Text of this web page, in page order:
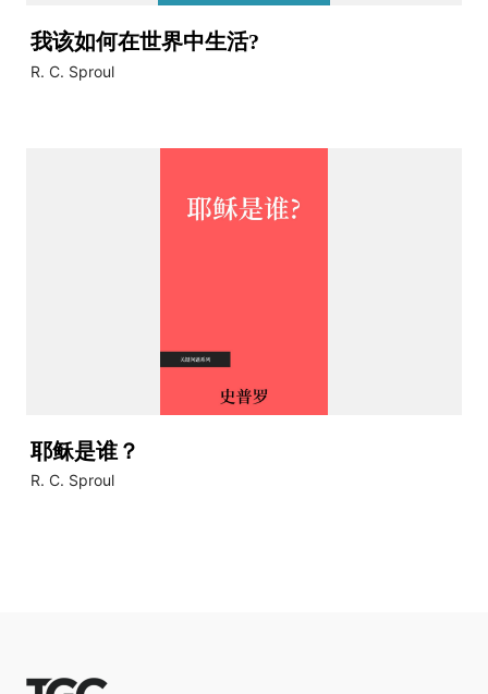
我该如何在世界中生活?
R. C. Sproul
耶稣是谁？
R. C. Sproul